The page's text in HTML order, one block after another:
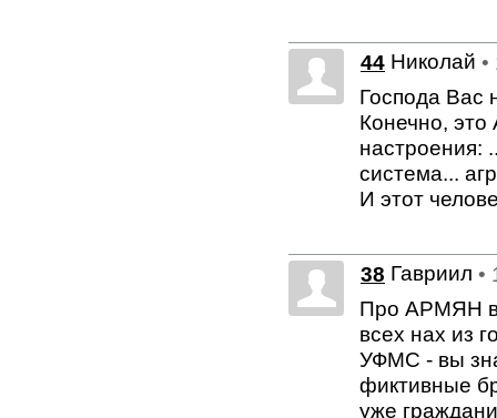
44 Николай
Господа Вас
Конечно,
настроения:
система...
И этот
38 Гавриил •
Про АРМЯН
всех нах из
УФМС - вы
фиктивные
уже